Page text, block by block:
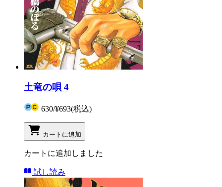
土竜の唄 4
630/¥693(税込)
カートに追加
カートに追加しました
試し読み